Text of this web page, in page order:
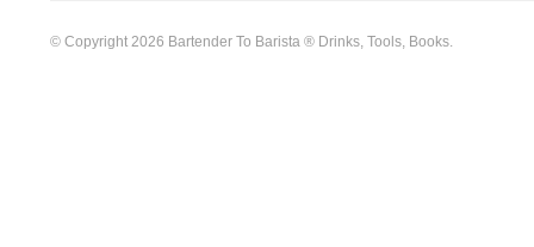
© Copyright 2026 Bartender To Barista ® Drinks, Tools, Books.